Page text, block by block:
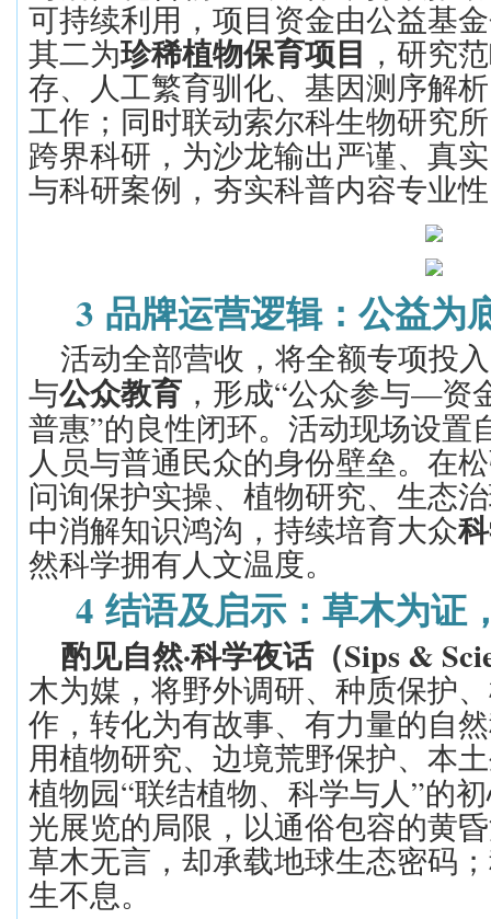
可持续利用，项目资金由公益基
其二为珍稀植物保育项目
，研究
存、人工繁育驯化、基因测序解
工作；同时联动索尔科生物研究
跨界科研，为沙龙输出严谨、真
与科研案例，夯实科普内容专业
3 品牌运营逻辑：公益为
活动全部营收，将全额专项投
与公众教育 ，形成“公众参与—资
普惠”的良性闭环。活动现场设置
人员与普通民众的身份壁垒。在
问询保护实操、植物研究、生态
中消解知识鸿沟，持续培育大众
然科学拥有人文温度。
4 结语及启示 ：草木为证
酌见自然·科学夜话（Sips &
木为媒，将野外调研、种质保护
作，转化为有故事、有力量的自
用植物研究、边境荒野保护、本
植物园“联结植物、科学与人 ”的
光展览的局限，以通俗包容的黄
草木无言，却承载地球生态密码
生不息。